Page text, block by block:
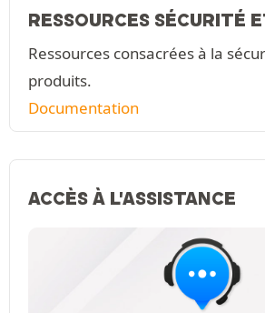
RESSOURCES SÉCURITÉ
Ressources consacrées à la
produits.
Documentation
ACCÈS À L'ASSISTANCE